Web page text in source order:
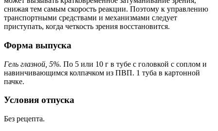
снижая тем самым скорость реакции. Поэтому к управлению
транспортными средствами и механизмами следует
приступать, когда четкость зрения восстановится.
Форма выпуска
Гель глазной, 5%. По 5 или 10 г в тубе с головкой с соплом и
навинчивающимся колпачком из ПВП. 1 туба в картонной
пачке.
Условия отпуска
Без рецепта.